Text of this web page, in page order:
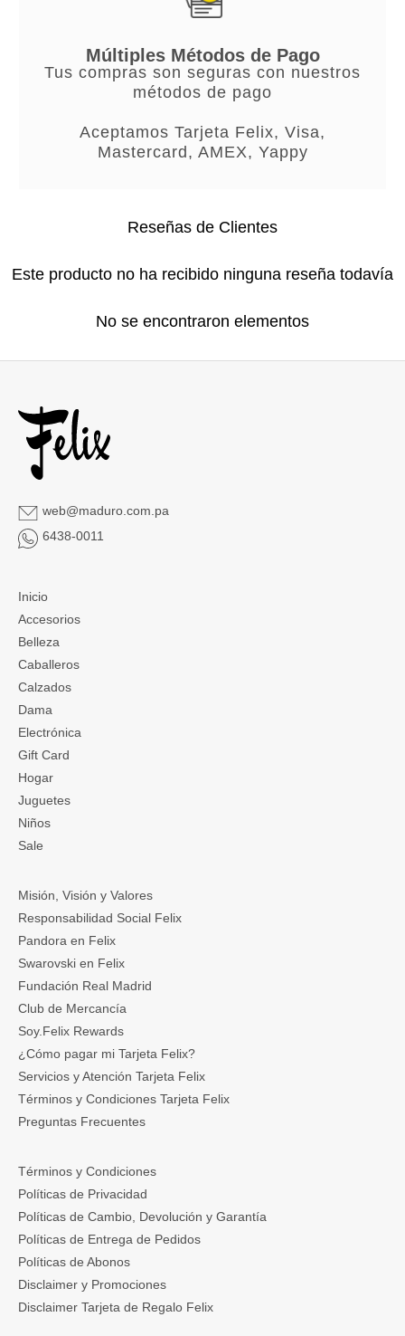
Múltiples Métodos de Pago
Tus compras son seguras con nuestros
métodos de pago
Aceptamos Tarjeta Felix, Visa,
Mastercard, AMEX, Yappy
Reseñas de Clientes
Este producto no ha recibido ninguna reseña todavía
No se encontraron elementos
web@maduro.com.pa
6438-0011
Inicio
Accesorios
Belleza
Caballeros
Calzados
Dama
Electrónica
Gift Card
Hogar
Juguetes
Niños
Sale
Misión, Visión y Valores
Responsabilidad Social Felix
Pandora en Felix
Swarovski en Felix
Fundación Real Madrid
Club de Mercancía
Soy.Felix Rewards
¿Cómo pagar mi Tarjeta Felix?
Servicios y Atención Tarjeta Felix
Términos y Condiciones Tarjeta Felix
Preguntas Frecuentes
Términos y Condiciones
Políticas de Privacidad
Políticas de Cambio, Devolución y Garantía
Políticas de Entrega de Pedidos
Políticas de Abonos
Disclaimer y Promociones
Disclaimer Tarjeta de Regalo Felix